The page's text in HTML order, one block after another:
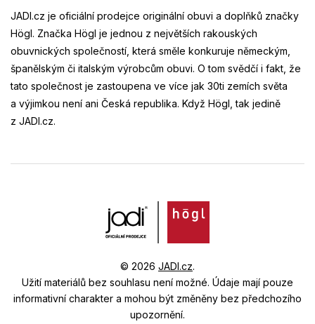
JADI.cz je oficiální prodejce originální obuvi a doplňků značky
Högl. Značka Högl je jednou z největších rakouských
obuvnických společností, která směle konkuruje německým,
španělským či italským výrobcům obuvi. O tom svědčí i fakt, že
tato společnost je zastoupena ve více jak 30ti zemích světa
a výjimkou není ani Česká republika. Když Högl, tak jedině
z JADI.cz.
© 2026 JADI.cz.
Užití materiálů bez souhlasu není možné. Údaje mají pouze
informativní charakter a mohou být změněny bez předchozího
upozornění.